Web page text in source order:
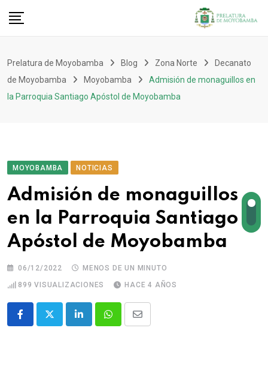
Prelatura de Moyobamba Blog Zona Norte
Decanato
de Moyobamba
Moyobamba
Admisión de monaguillos en
la Parroquia Santiago Apóstol de Moyobamba
MOYOBAMBA NOTICIAS
Admisión de monaguillos
en la Parroquia Santiago
Apóstol de Moyobamba
06/12/2022
MENOS DE UN MINUTO
899 VISUALIZACIONES HACE 4 AÑOS